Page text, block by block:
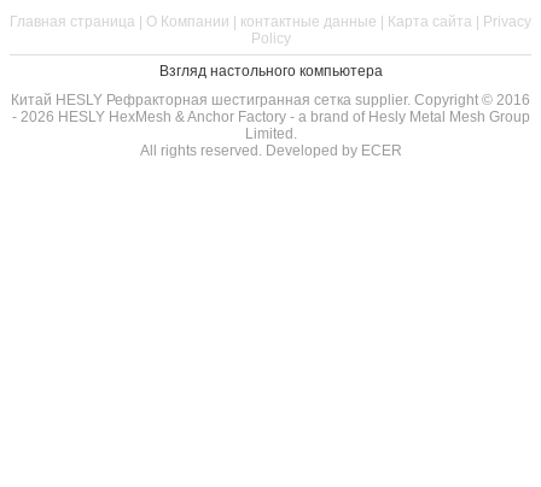
Главная страница О Компании контактные данные Карта сайта
Privacy
Policy
Взгляд настольного компьютера
Китай HESLY Рефракторная шестигранная сетка supplier. Copyright © 2016
- 2026 HESLY HexMesh & Anchor Factory - a brand of Hesly Metal Mesh Group
Limited.
All rights reserved. Developed by ECER